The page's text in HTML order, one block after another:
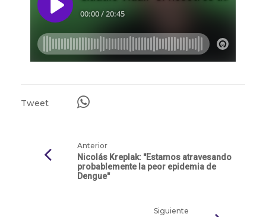
Tweet
Anterior
Nicolás Kreplak: "Estamos atravesando
probablemente la peor epidemia de
Dengue"
Siguiente